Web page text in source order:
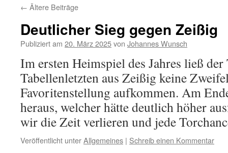
← Ältere Beiträge
Deutlicher Sieg gegen Zeißig
Publiziert am 20. März 2025von Johannes Wunsch
Im ersten Heimspiel des Jahres ließ
Tabellenletzten aus Zeißig keine
Favoritenstellung aufkommen. Am
heraus, welcher hätte deutlich höher
wir die Zeit verlieren und jede
Veröffentlicht unterAllgemeines | Schreib einen Kommentar